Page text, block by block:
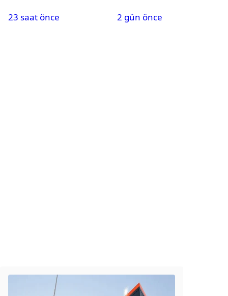
Karapınar hakkında
23 saat önce
2 gün önce